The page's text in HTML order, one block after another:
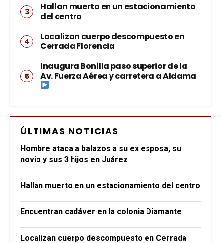
Hallan muerto en un estacionamiento
del centro
Localizan cuerpo descompuesto en
Cerrada Florencia
Inaugura Bonilla paso superior de la
Av. Fuerza Aérea y carretera a Aldama
ÚLTIMAS NOTICIAS
Hombre ataca a balazos a su ex esposa, su
novio y sus 3 hijos en Juárez
Hallan muerto en un estacionamiento del centro
Encuentran cadáver en la colonia Diamante
Localizan cuerpo descompuesto en Cerrada